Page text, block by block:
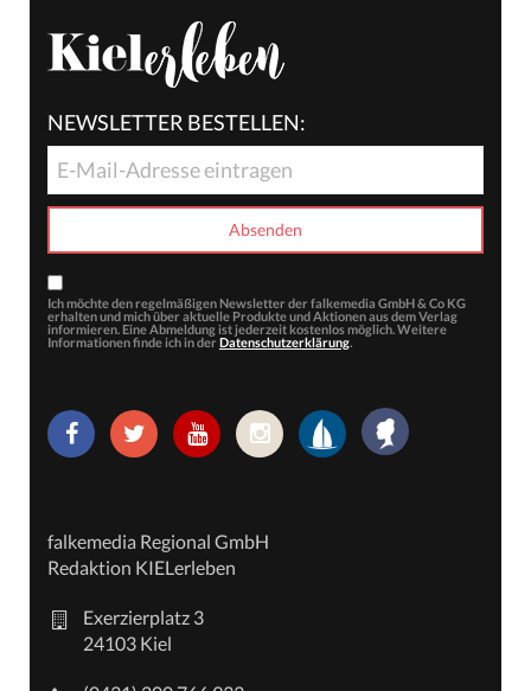
NEWSLETTER BESTELLEN:
Ich möchte den regelmäßigen Newsletter der falkemedia GmbH & Co KG
erhalten und mich über aktuelle Produkte und Aktionen aus dem Verlag
informieren. Eine Abmeldung ist jederzeit kostenlos möglich. Weitere
Informationen finde ich in der Datenschutzerklärung.
falkemedia Regional GmbH
Redaktion KIELerleben
Exerzierplatz 3
24103 Kiel